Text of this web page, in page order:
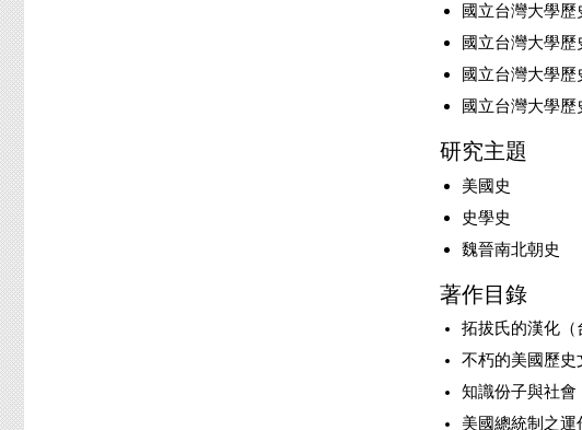
國立台灣大學歷
國立台灣大學歷
國立台灣大學歷
國立台灣大學歷
研究主題
美國史
史學史
魏晉南北朝史
著作目錄
拓拔氏的漢化（
不朽的美國歷史
知識份子與社會
美國總統制之運